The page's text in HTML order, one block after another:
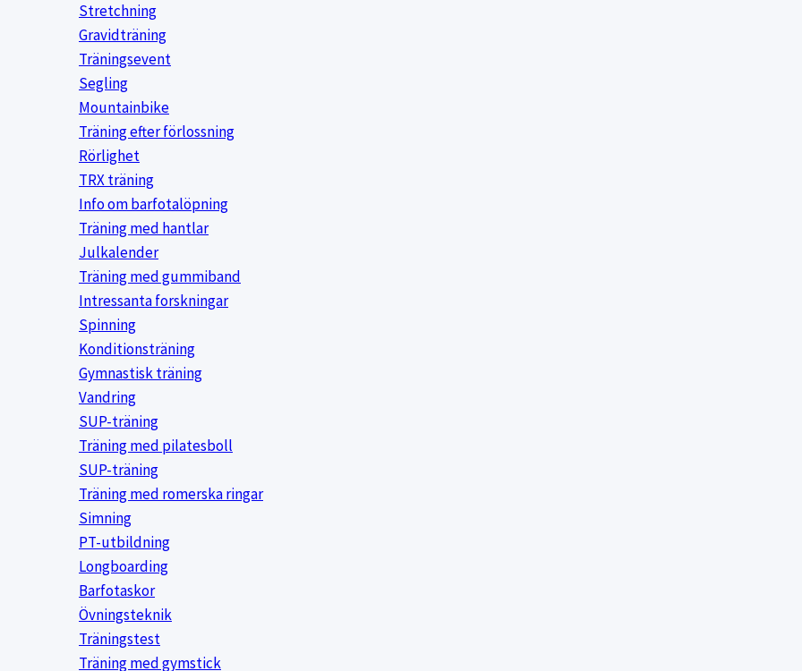
Stretchning
Gravidträning
Träningsevent
Segling
Mountainbike
Träning efter förlossning
Rörlighet
TRX träning
Info om barfotalöpning
Träning med hantlar
Julkalender
Träning med gummiband
Intressanta forskningar
Spinning
Konditionsträning
Gymnastisk träning
Vandring
SUP-träning
Träning med pilatesboll
SUP-träning
Träning med romerska ringar
Simning
PT-utbildning
Longboarding
Barfotaskor
Övningsteknik
Träningstest
Träning med gymstick